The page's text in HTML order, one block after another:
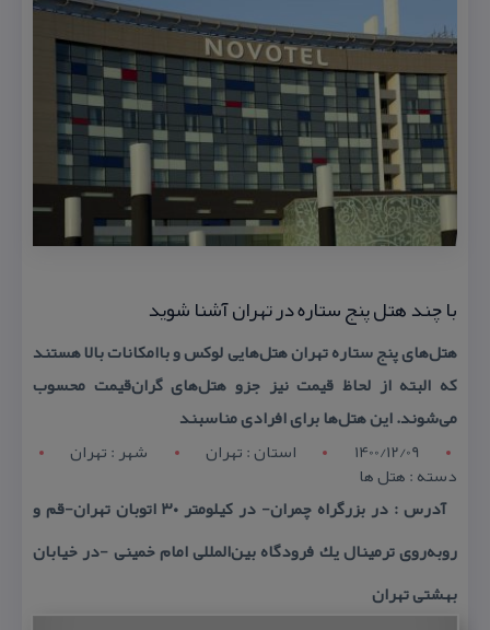
با چند هتل پنج ستاره در تهران آشنا شوید
هتل‌های پنج ستاره تهران هتل‌هایی لوكس و باامكانات بالا هستند
كه البته از لحاظ قیمت نیز جزو هتل‌های گران‌قیمت محسوب
می‌شوند. این هتل‌ها برای افرادی مناسبند
1400/12/09
استان : تهران شهر : تهران
دسته : هتل ها
آدرس : در بزرگراه چمران- در كیلومتر ۳۰ اتوبان تهران-قم و
روبه‌روی ترمینال یك فرودگاه بین‌المللی امام خمینی -در خیابان
بهشتی تهران